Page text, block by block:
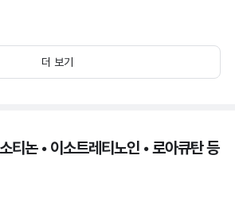
더 보기
티논 • 이소트레티노인 • 로아큐탄 등